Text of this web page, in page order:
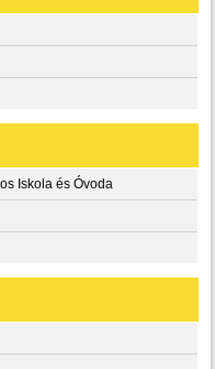
Iskola és Óvoda